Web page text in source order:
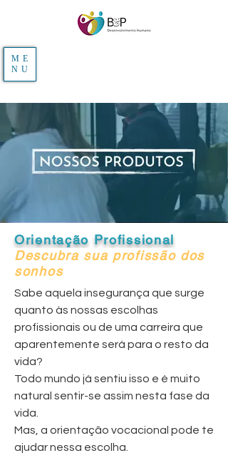
ME
NU
Orientação Profissional
Descubra sua profissão dos
sonhos
Sabe aquela insegurança que surge
quanto às nossas escolhas
profissionais ou de uma carreira que
aparentemente será para o resto da
vida?
Todo mundo já sentiu isso e é muito
natural sentir-se assim nesta fase da
vida.
Mas, a orientação vocacional pode te
ajudar nessa escolha.